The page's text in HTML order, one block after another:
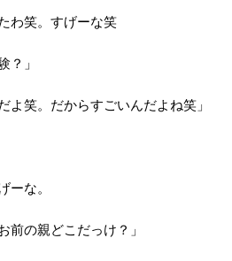
わ笑。すげーな笑
？」
よ笑。だからすごいんだよね笑」
ーな。
前の親どこだっけ？」